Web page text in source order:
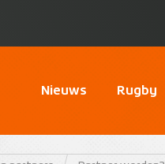
Nieuws Rugby